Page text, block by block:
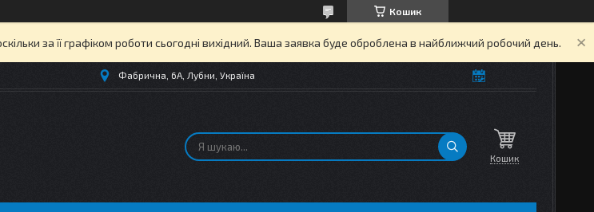
Кошик
за її графіком роботи сьогодні вихідний. Ваша заявка буде оброблена в найближчий робочий день.
Фабрична, 6А, Лубни, Україна
Кошик